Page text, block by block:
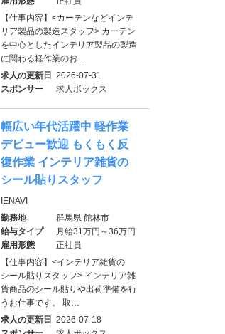
【仕事内容】<カーテンなどインテ
リア製品の製造スタッフ> カーテン
を中心としたインテリア製品の製造
に関わる軽作業のお…
求人の更新日
2026-07-31
スポンサー
求人ボックス
幅広い年代活躍中 軽作業
デビュー歓迎 もくもく反
復作業 インテリア雑貨の
シール貼りスタッフ
IENAVI
勤務地
群馬県 館林市
給与タイプ
月給31万円～36万円
雇用形態
正社員
【仕事内容】<インテリア雑貨の
シール貼りスタッフ> インテリア雑
貨商品のシール貼りや出荷準備を行
うお仕事です。 取…
求人の更新日
2026-07-18